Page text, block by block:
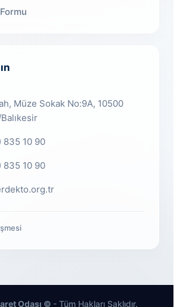
Müze Sokak No:9A, 10500
835 10 90
835 10 90
Odası © - Tüm Hakları Saklıdır.